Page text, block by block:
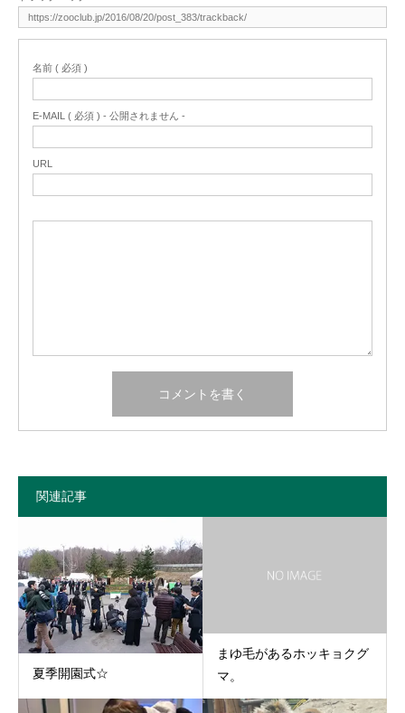
名前 ( 必須 )
E-MAIL ( 必須 ) - 公開されません -
URL
関連記事
夏季開園式☆
まゆ毛があるホッキョクグ
マ。